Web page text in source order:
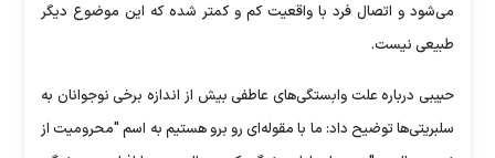
می‌شود و اتصال فرد با واقعیت کم و کمتر شده که این موضوع دیگر
طبیعی نیست.
حبیبی درباره علت وابستگی‌های عاطفی بیش از اندازه برخی نوجوانان به
سلبریتی‌ها توضیح داد: ما با مقوله‌ای رو برو هستیم به اسم "محرومیت از